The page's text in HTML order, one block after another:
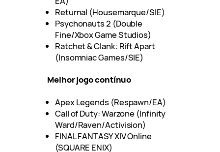
Returnal (Housemarque/SIE)
Psychonauts 2 (Double
Fine/Xbox Game Studios)
Ratchet & Clank: Rift Apart
(Insomniac Games/SIE)
Melhor jogo contínuo
Apex Legends (Respawn/EA)
Call of Duty: Warzone (Infinity
Ward/Raven/Activision)
FINAL FANTASY XIV Online
(SQUARE ENIX)